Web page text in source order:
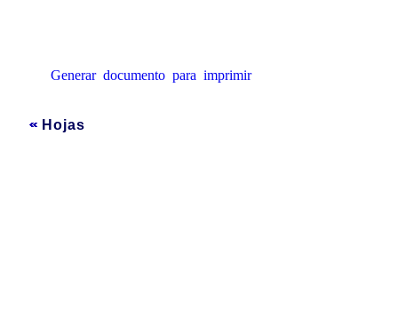
Generar documento para imprimir
Hojas